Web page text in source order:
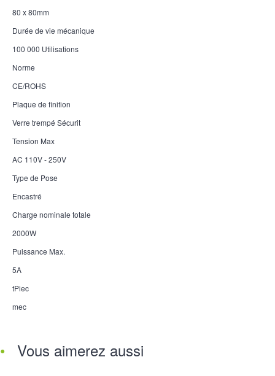
80 x 80mm
Durée de vie mécanique
100 000 Utilisations
Norme
CE/ROHS
Plaque de finition
Verre trempé Sécurit
Tension Max
AC 110V - 250V
Type de Pose
Encastré
Charge nominale totale
2000W
Puissance Max.
5A
tPiec
mec
Vous aimerez aussi